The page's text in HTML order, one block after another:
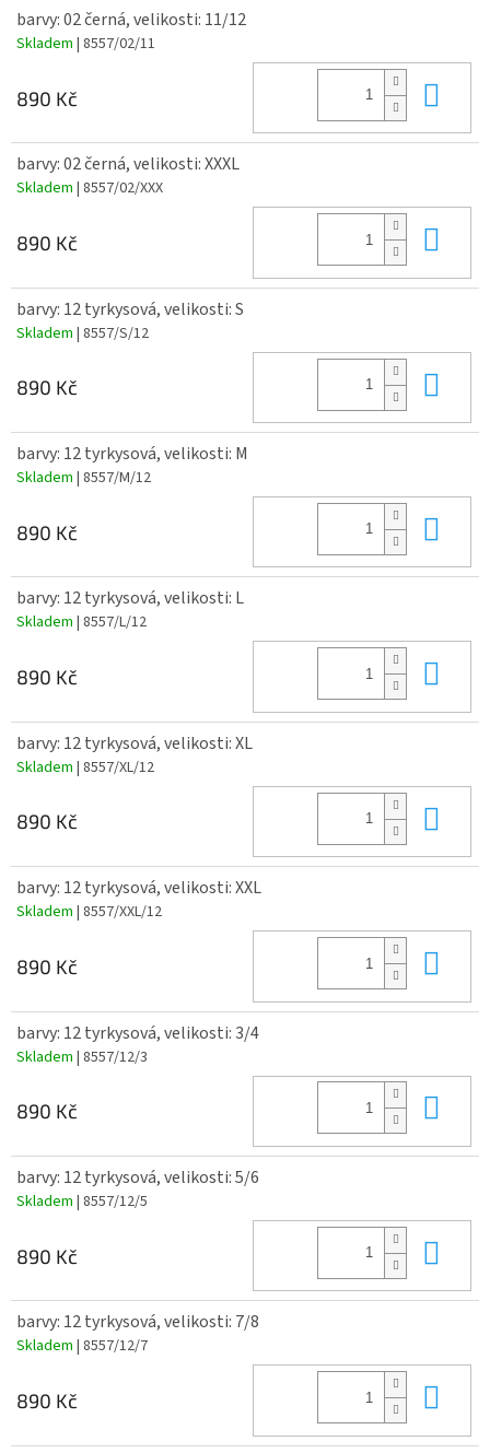
barvy: 02 černá, velikosti: 11/12
Skladem | 8557/02/11
890 Kč
barvy: 02 černá, velikosti: XXXL
Skladem | 8557/02/XXX
890 Kč
barvy: 12 tyrkysová, velikosti: S
Skladem | 8557/S/12
890 Kč
barvy: 12 tyrkysová, velikosti: M
Skladem | 8557/M/12
890 Kč
barvy: 12 tyrkysová, velikosti: L
Skladem | 8557/L/12
890 Kč
barvy: 12 tyrkysová, velikosti: XL
Skladem | 8557/XL/12
890 Kč
barvy: 12 tyrkysová, velikosti: XXL
Skladem | 8557/XXL/12
890 Kč
barvy: 12 tyrkysová, velikosti: 3/4
Skladem | 8557/12/3
890 Kč
barvy: 12 tyrkysová, velikosti: 5/6
Skladem | 8557/12/5
890 Kč
barvy: 12 tyrkysová, velikosti: 7/8
Skladem | 8557/12/7
890 Kč